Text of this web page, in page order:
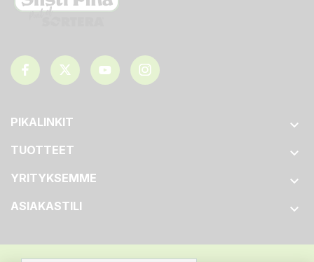
PIKALINKIT 
TUOTTEET 
YRITYKSEMME 
ASIAKASTILI 